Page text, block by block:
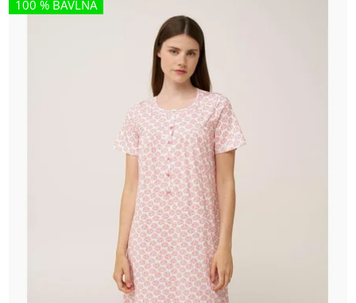
100 % BAVLNA